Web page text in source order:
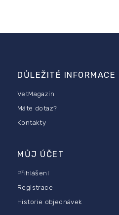
DŮLEŽITÉ INFORMACE
VetMagazín
Máte dotaz?
Kontakty
MŮJ ÚČET
Přihlášení
Registrace
Historie objednávek